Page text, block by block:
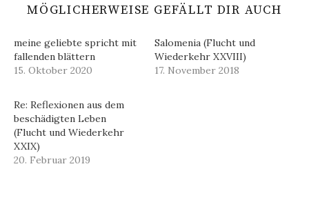
MÖGLICHERWEISE GEFÄLLT DIR AUCH
meine geliebte spricht mit
fallenden blättern
15. Oktober 2020
Salomenia (Flucht und
Wiederkehr XXVIII)
17. November 2018
Re: Reflexionen aus dem
beschädigten Leben
(Flucht und Wiederkehr
XXIX)
20. Februar 2019